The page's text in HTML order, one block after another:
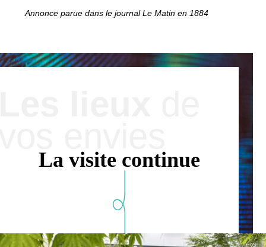
Annonce parue dans le journal Le Matin en 1884
La visite continue
Hôtel
Chambres
Petit-déjeuner